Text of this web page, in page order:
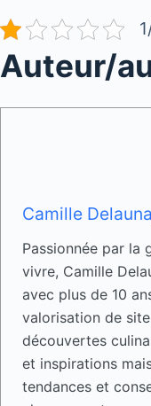
Auteur/
Camille
Passionnée par la
vivre, Camille
avec plus de 10
valorisation de
découvertes
et inspirations
tendances et